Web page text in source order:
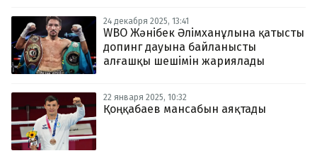
Пошта
zhasalash100@gmail.com
24 декабря 2025, 13:41
WBO Жәнібек Әлімханұлына қатысты
допинг дауына байланысты
алғашқы шешімін жариялады
22 января 2025, 10:32
Қоңқабаев мансабын аяқтады